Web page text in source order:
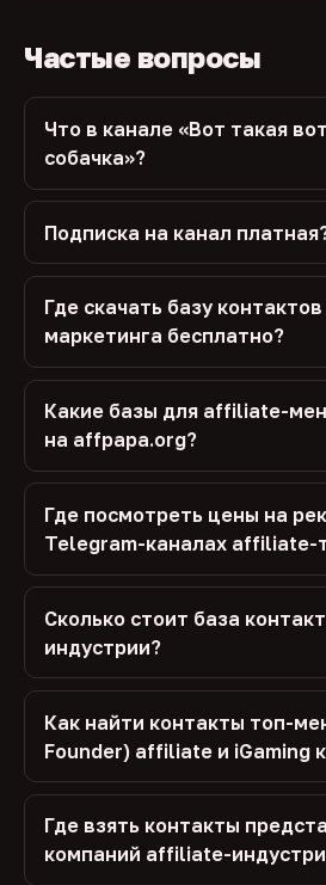
Частые вопросы
Что в канале «Вот такая
собачка»?
Подписка на канал
Где скачать базу
маркетинга бесплатно?
Какие базы для affiliate-
на affpapa.org?
Где посмотреть цены на
Telegram-каналах affiliate-
Сколько стоит база
индустрии?
Как найти контакты топ-
Founder) affiliate и iGaming
Где взять контакты
компаний affiliate-